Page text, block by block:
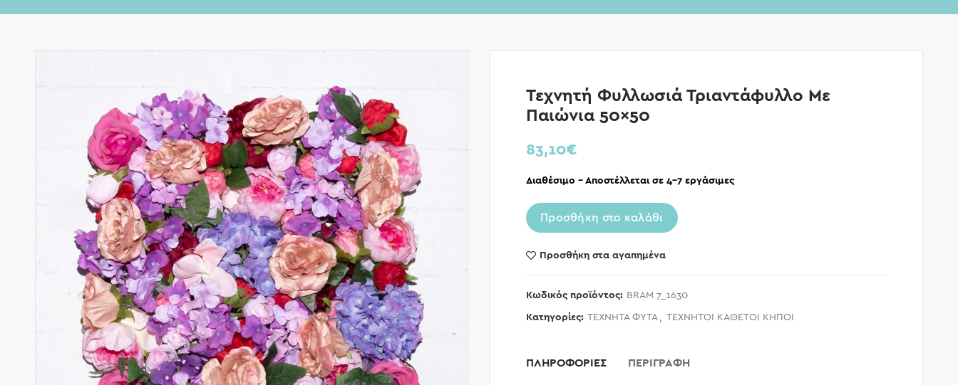
Τεχνητή Φυλλωσιά Τριαντάφυλλο Με
Παιώνια 50×50
83,10€
Διαθέσιμο – Αποστέλλεται σε 4-7 εργάσιμες
Προσθήκη στο καλάθι
Προσθήκη στα αγαπημένα
Κωδικός προϊόντος: BRAM 7_1630
Κατηγορίες: ΤΕΧΝΗΤΑ ΦΥΤΑ , ΤΕΧΝΗΤΟΙ ΚΑΘΕΤΟΙ ΚΗΠΟΙ
ΠΛΗΡΟΦΟΡΙΕΣ ΠΕΡΙΓΡΑΦΉ